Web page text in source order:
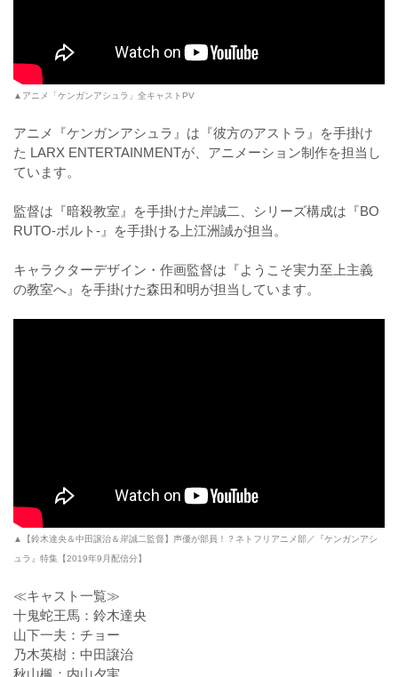
▲アニメ「ケンガンアシュラ」全キャストPV
アニメ『ケンガンアシュラ』は『彼方のアストラ』を手掛け
た LARX ENTERTAINMENTが、アニメーション制作を担当し
ています。
監督は『暗殺教室』を手掛けた岸誠二、シリーズ構成は『BO
RUTO-ボルト-』を手掛ける上江洲誠が担当。
キャラクターデザイン・作画監督は『ようこそ実力至上主義
の教室へ』を手掛けた森田和明が担当しています。
▲【鈴木達央＆中田譲治＆岸誠二監督】声優が部員！？ネトフリアニメ部／『ケンガンアシ
ュラ』特集【2019年9月配信分】
≪キャスト一覧≫
十鬼蛇王馬：鈴木達央
山下一夫：チョー
乃木英樹：中田譲治
秋山楓：内山夕実